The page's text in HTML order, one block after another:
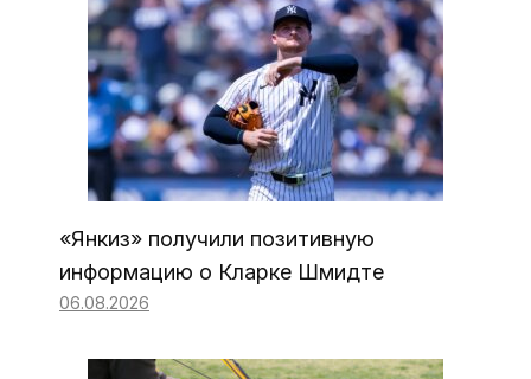
«Янкиз» получили позитивную
информацию о Кларке Шмидте
06.08.2026